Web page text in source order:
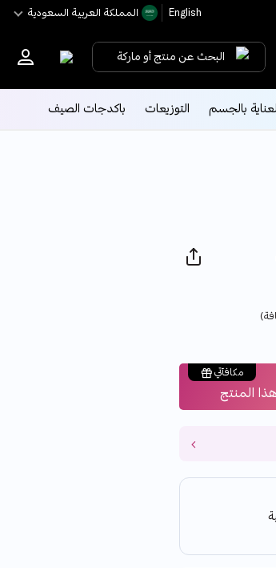
English اﻟﻤﻤﻠﻜﺔ اﻟﻌﺮﺑﻴﺔ اﻟﺴﻌﻮدﻳﺔ
البحث عن منتج أو ماركة
بالجسم التوزيعات باكدجات الصيف
مكافآتي
المنتج